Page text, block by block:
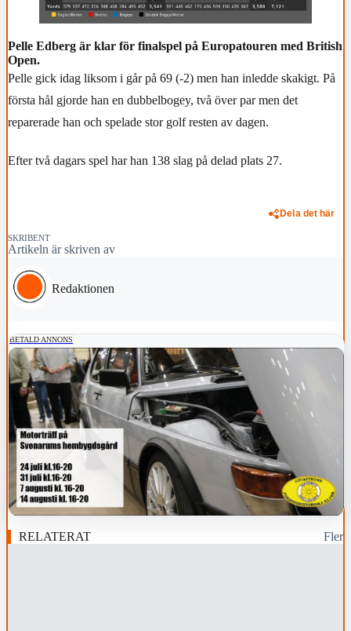
Pelle Edberg är klar för finalspel på Europatouren med British
Open.
Pelle gick idag liksom i går på 69 (-2) men han inledde skakigt. På
första hål gjorde han en dubbelbogey, två över par men det
reparerade han och spelade stor golf resten av dagen.
Efter två dagars spel har han 138 slag på delad plats 27.
Dela det här
SKRIBENT
Artikeln är skriven av
Redaktionen
BETALD ANNONS
RELATERAT Fler